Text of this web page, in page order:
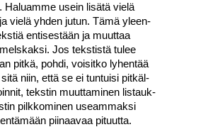
Haluam­me usein lisä­tä vie­lä
vie­lä yhden jutun. Tämä yleen­
enti­ses­tään ja muut­taa
Jos teks­tis­tä tulee
pit­kä, poh­di, voi­sit­ko lyhen­tää
niin, että se ei tun­tui­si pit­käl­
teks­tin muut­ta­mi­nen lis­tauk­
pilk­ko­mi­nen useam­mak­si
pii­naa­vaa pituut­ta.